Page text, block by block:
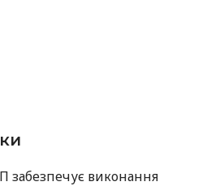
забезпечує виконання